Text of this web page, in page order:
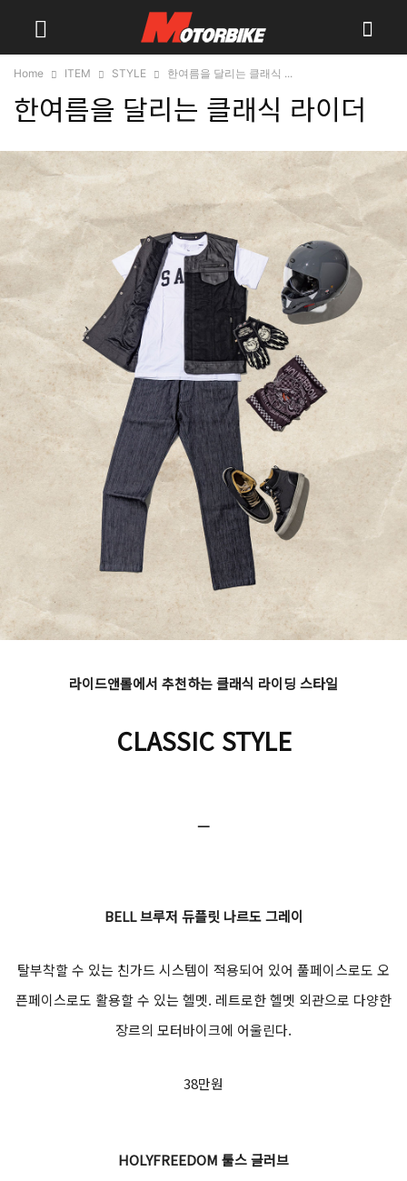
Home ITEM STYLE 한여름을 달리는 클래식 ...
한여름을 달리는 클래식 라이더
라이드앤롤에서 추천하는 클래식 라이딩 스타일
CLASSIC STYLE
ㅡ
BELL브루저 듀플릿 나르도 그레이
탈부착할 수 있는 친가드 시스템이 적용되어 있어 풀페이스로도 오
픈페이스로도 활용할 수 있는 헬멧. 레트로한 헬멧 외관으로 다양한
장르의 모터바이크에 어울린다.
38만원
HOLYFREEDOM 툴스 글러브